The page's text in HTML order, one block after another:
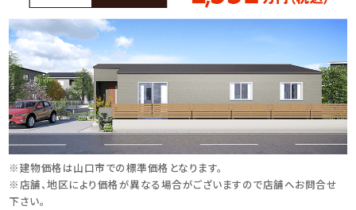
※建物価格は⼭⼝市での標準価格となります。
※店舗、地区により価格が異なる場合がございますので店舗へお問合せ
下さい。